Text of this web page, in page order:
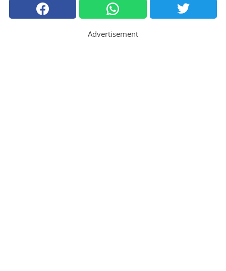
Advertisement